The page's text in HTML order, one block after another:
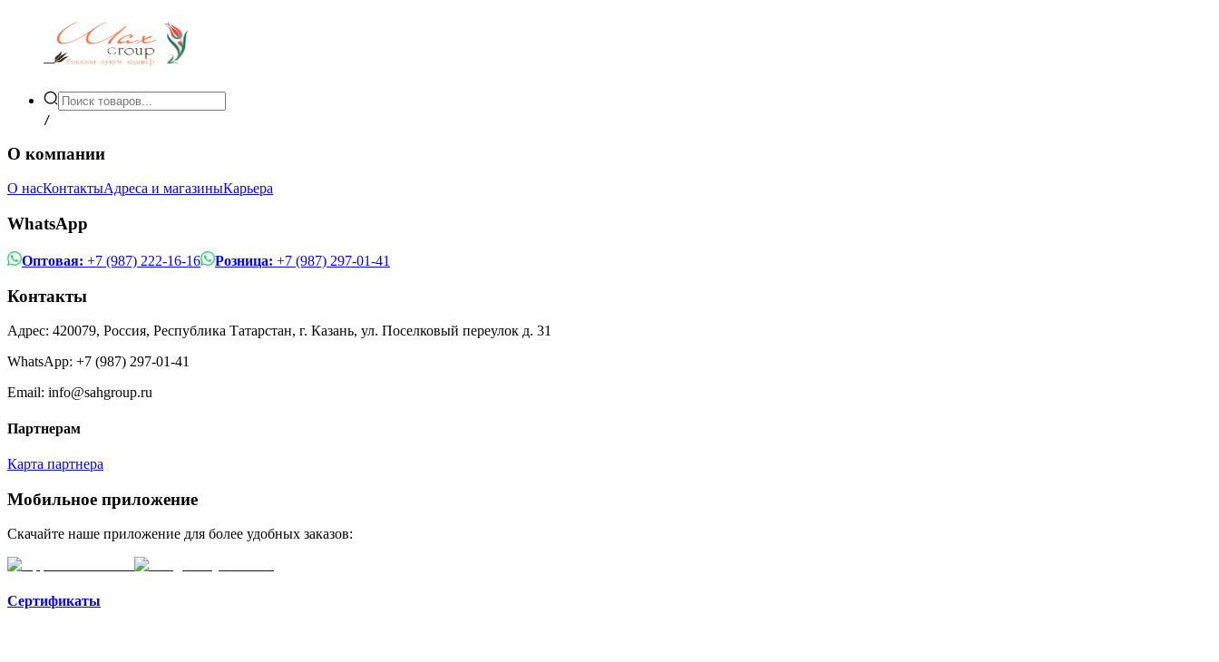
/
О компании
О насКонтактыАдреса и магазиныКарьера
WhatsApp
Оптовая: +7 (987) 222-16-16 Розница: +7 (987) 297-01-41
Контакты
Адрес: 420079, Россия, Республика Татарстан, г. Казань, ул. Поселковый переулок д. 31
WhatsApp: +7 (987) 297-01-41
Email: info@sahgroup.ru
Партнерам
Карта партнера
Мобильное приложение
Скачайте наше приложение для более удобных заказов:
Сертификаты